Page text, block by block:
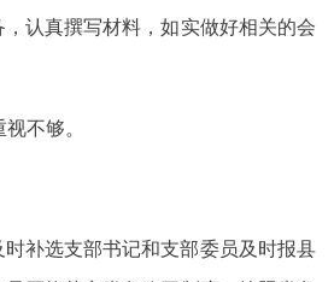
认真撰写材料，如实做好相关的会
不够。
补选支部书记和支部委员及时报县